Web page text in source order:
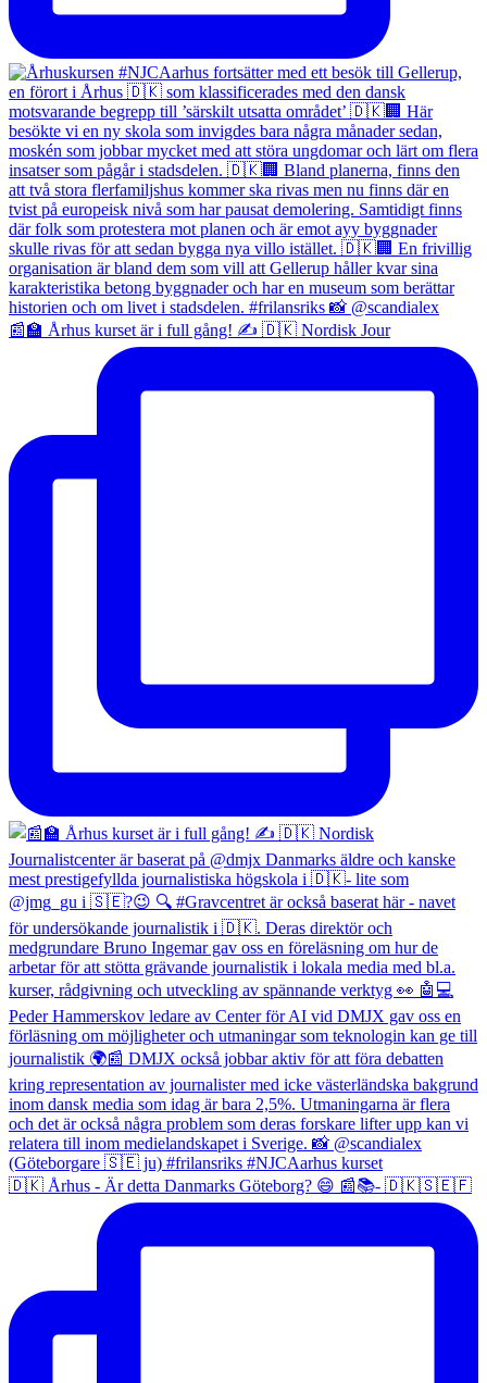
📰🏫 Århus kurset är i full gång! ✍️ 🇩🇰 Nordisk Jour
🇩🇰 Århus - Är detta Danmarks Göteborg? 😄 📰📚- 🇩🇰🇸🇪🇫